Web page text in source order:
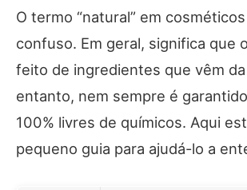
O termo “natural” em
confuso. Em geral, significa que
feito de ingredientes que vêm
entanto, nem sempre é
100% livres de químicos. Aqui
pequeno guia para ajudá-lo a